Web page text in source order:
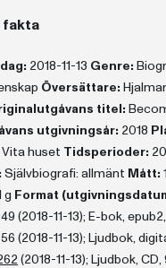
fakta
2018-11-13 Genre:
Översättare:
titel:
utgivningsår: 2018
huset Tidsperioder:
Självbiografi: allmänt Mått:
g Format
(2018-11-13); E-bok, epub2,
(2018-11-13); Ljudbok,
(2018-11-13); Ljudbok,